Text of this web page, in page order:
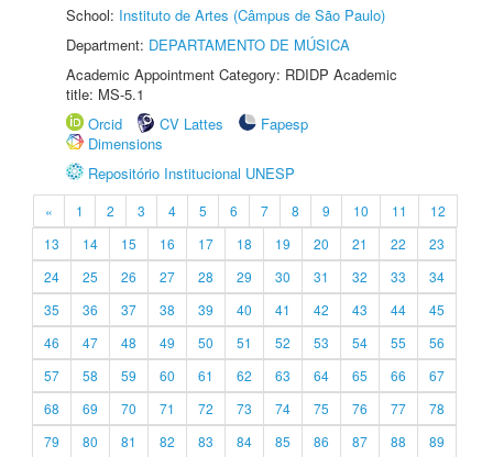
School: Instituto de Artes (Câmpus de São Paulo)
Department: DEPARTAMENTO DE MÚSICA
Academic Appointment Category: RDIDP Academic
title: MS-5.1
Orcid
CV Lattes
Fapesp
Dimensions
Repositório Institucional UNESP
« 1 2 3 4 5 6 7 8 9 10 11
12
13
14 15 16 17 18 19 20 21 22
23
24
25 26 27 28 29 30 31 32 33
34
35
36 37 38 39 40 41 42 43 44
45
46
47 48 49 50 51 52 53 54 55
56
57
58 59 60 61 62 63 64 65 66
67
68
69 70 71 72 73 74 75 76 77
78
79
80 81 82 83 84 85 86 87 88
89